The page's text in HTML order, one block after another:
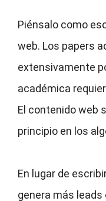
Piénsalo como
web. Los papers
extensivamente
académica
El contenido web
principio en los
En lugar de
genera más leads